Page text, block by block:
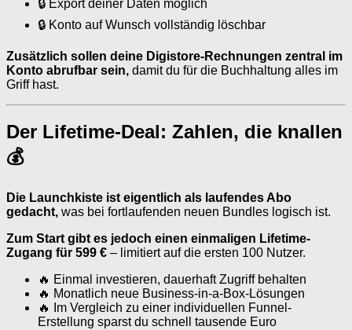
🔒 Export deiner Daten möglich
🔒 Konto auf Wunsch vollständig löschbar
Zusätzlich sollen deine Digistore-Rechnungen zentral im
Konto abrufbar sein, damit du für die Buchhaltung alles im
Griff hast.
Der Lifetime-Deal: Zahlen, die knallen
💰
Die Launchkiste ist eigentlich als laufendes Abo
gedacht, was bei fortlaufenden neuen Bundles logisch ist.
Zum Start gibt es jedoch einen einmaligen Lifetime-
Zugang für 599 € – limitiert auf die ersten 100 Nutzer.
🔥 Einmal investieren, dauerhaft Zugriff behalten
🔥 Monatlich neue Business-in-a-Box-Lösungen
🔥 Im Vergleich zu einer individuellen Funnel-
Erstellung sparst du schnell tausende Euro